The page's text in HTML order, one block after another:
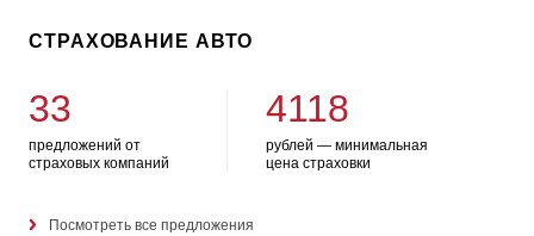
СТРАХОВАНИЕ АВТО
33
предложений от
страховых компаний
4118
рублей — минимальная
цена страховки
Посмотреть все предложения